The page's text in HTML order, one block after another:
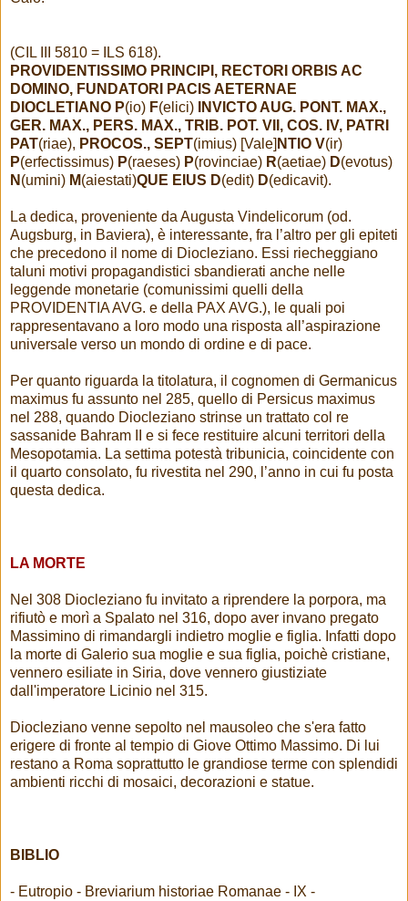
(CIL III 5810 = ILS 618).
PROVIDENTISSIMO PRINCIPI, RECTORI ORBIS AC
DOMINO, FUNDATORI PACIS AETERNAE
DIOCLETIANO P(io) F(elici)
INVICTO AUG. PONT. MAX.,
GER. MAX., PERS. MAX., TRIB. POT. VII, COS. IV, PATRI
PAT(riae), PROCOS., SEPT(imius) [Vale] NTIO V(ir)
P(erfectissimus) P(raeses) P(rovinciae) R(aetiae) D(evotus)
N (umini) M(aiestati)QUE EIUS D(edit) D(edicavit).
La dedica, proveniente da Augusta Vindelicorum (od.
Augsburg, in Baviera), è interessante, fra l’altro per gli epiteti
che precedono il nome di Diocleziano. Essi riecheggiano
taluni motivi propagandistici sbandierati anche nelle
leggende monetarie (comunissimi quelli della
PROVIDENTIA AVG. e della PAX AVG.), le quali poi
rappresentavano a loro modo una risposta all’aspirazione
universale verso un mondo di ordine e di pace.
Per quanto riguarda la titolatura, il cognomen di Germanicus
maximus fu assunto nel 285, quello di Persicus maximus
nel 288, quando Diocleziano strinse un trattato col re
sassanide Bahram II e si fece restituire alcuni territori della
Mesopotamia. La settima potestà tribunicia, coincidente con
il quarto consolato, fu rivestita nel 290, l’anno in cui fu posta
questa dedica.
LA MORTE
Nel 308 Diocleziano fu invitato a riprendere la porpora, ma
rifiutò e morì a Spalato nel 316, dopo aver invano pregato
Massimino di rimandargli indietro moglie e figlia. Infatti dopo
la morte di Galerio sua moglie e sua figlia, poichè cristiane,
vennero esiliate in Siria, dove vennero giustiziate
dall'imperatore Licinio nel 315.
Diocleziano venne sepolto nel mausoleo che s'era fatto
erigere di fronte al tempio di Giove Ottimo Massimo. Di lui
restano a Roma soprattutto le grandiose terme con splendidi
ambienti ricchi di mosaici, decorazioni e statue.
BIBLIO
- Eutropio - Breviarium historiae Romanae - IX -